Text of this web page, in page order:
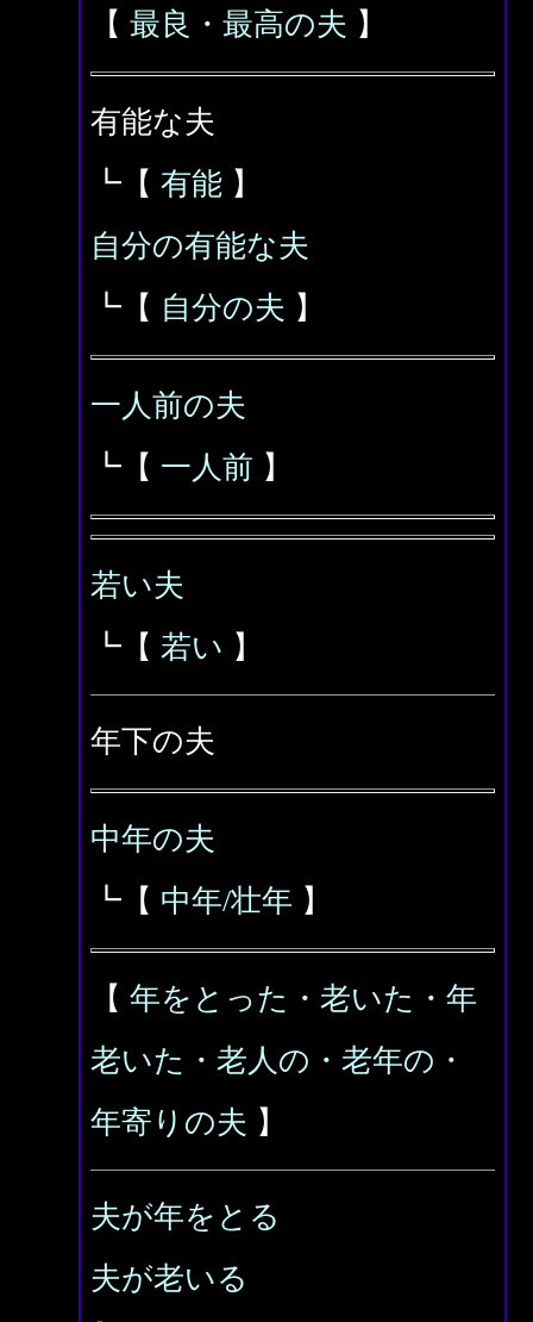
【 最良・最高の夫 】
有能な夫
┗【 有能 】
自分の有能な夫
┗【 自分の夫 】
一人前の夫
┗【 一人前 】
若い夫
┗【 若い 】
年下の夫
中年の夫
┗【 中年/壮年 】
【 年をとった・老いた・年
老いた・老人の・老年の・
年寄りの夫 】
夫が年をとる
夫が老いる